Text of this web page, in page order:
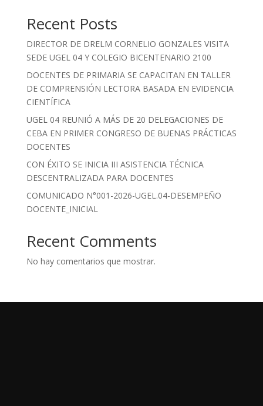
Recent Posts
DIRECTOR DE DRELM CORNELIO GONZALES VISITA
SEDE UGEL 04 Y COLEGIO BICENTENARIO 2100
DOCENTES DE PRIMARIA SE CAPACITAN EN TALLER
DE COMPRENSIÓN LECTORA BASADA EN EVIDENCIA
CIENTÍFICA
UGEL 04 REUNIÓ A MÁS DE 20 DELEGACIONES DE
CEBA EN PRIMER CONGRESO DE BUENAS PRÁCTICAS
DOCENTES
CON ÉXITO SE INICIA III ASISTENCIA TÉCNICA
DESCENTRALIZADA PARA DOCENTES
COMUNICADO N°001-2026-UGEL.04-DESEMPEÑO
DOCENTE_INICIAL
Recent Comments
No hay comentarios que mostrar.